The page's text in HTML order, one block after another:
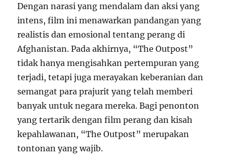
Dengan narasi yang mendalam dan aksi yang
intens, film ini menawarkan pandangan yang
realistis dan emosional tentang perang di
Afghanistan. Pada akhirnya, “The Outpost”
tidak hanya mengisahkan pertempuran yang
terjadi, tetapi juga merayakan keberanian dan
semangat para prajurit yang telah memberi
banyak untuk negara mereka. Bagi penonton
yang tertarik dengan film perang dan kisah
kepahlawanan, “The Outpost” merupakan
tontonan yang wajib.